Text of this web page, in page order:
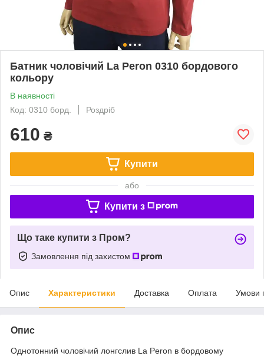
Батник чоловічий La Peron 0310 бордового
кольору
В наявності
Код: 0310 борд.
Роздріб
610 ₴
Купити
або
Купити з
Що таке купити з Пром?
Замовлення під захистом
Опис Характеристики Доставка Оплата Умови
Опис
Однотонний чоловічий лонгслив La Peron в бордовому